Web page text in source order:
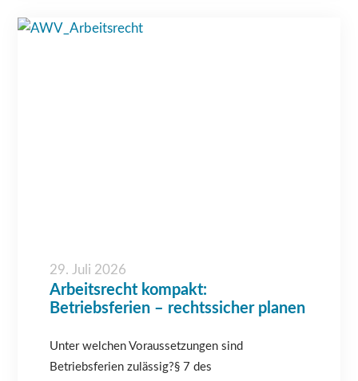
29. Juli 2026
Arbeitsrecht kompakt:
Betriebsferien – rechtssicher planen
Unter welchen Voraussetzungen sind
Betriebsferien zulässig?§ 7 des